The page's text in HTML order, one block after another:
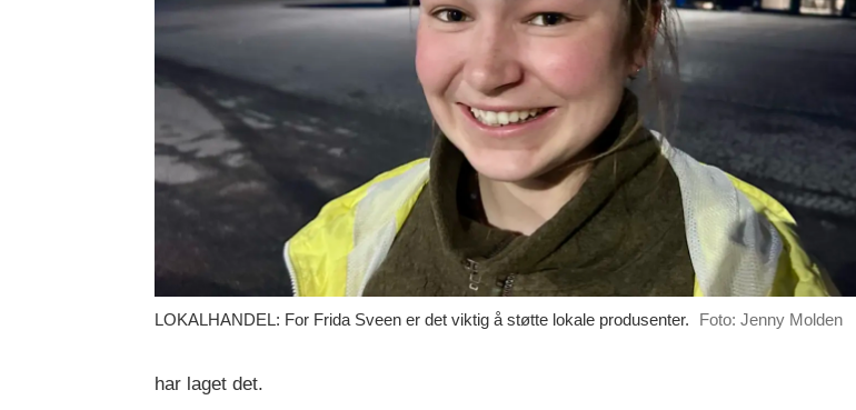
LOKALHANDEL: For Frida Sveen er det viktig å støtte lokale produsenter. Foto: Jenny Molden
har laget det.